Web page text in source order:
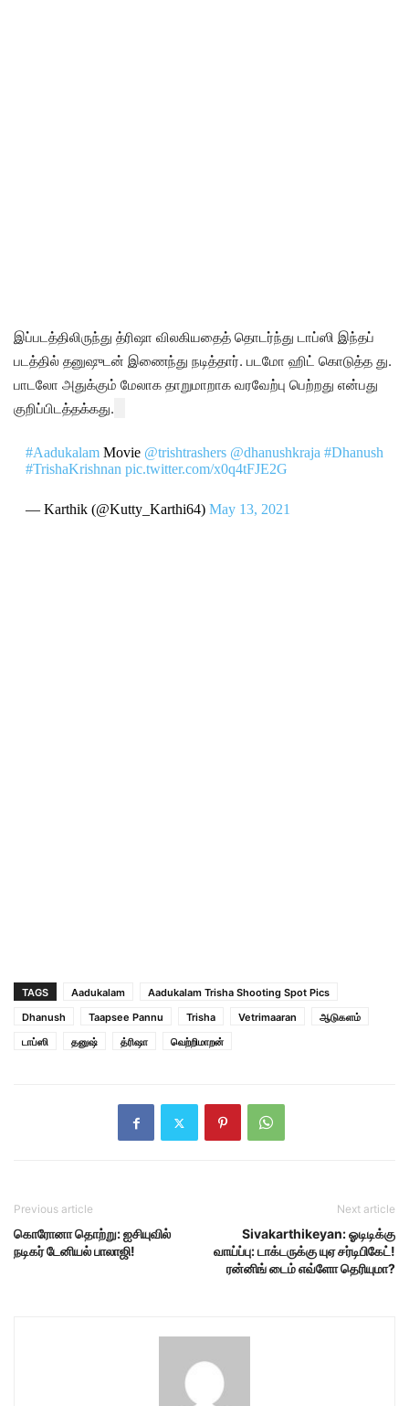
இப்படத்திலிருந்து த்ரிஷா விலகியதைத் தொடர்ந்து டாப்ஸி இந்தப்
படத்தில் தனுஷுடன் இணைந்து நடித்தார். படமோ ஹிட் கொடுத்த து.
பாடலோ அதுக்கும் மேலாக தாறுமாறாக வரவேற்பு பெற்றது என்பது
குறிப்பிடத்தக்கது.
#AadukalamMovie @trishtrashers @dhanushkraja #Dhanush
#TrishaKrishnan pic.twitter.com/x0q4tFJE2G
— Karthik (@Kutty_Karthi64) May 13, 2021
TAGS Aadukalam
Aadukalam Trisha Shooting Spot Pics
Dhanush
Taapsee Pannu Trisha Vetrimaaran
ஆடுகளம்
டாப்ஸி
தனுஷ் த்ரிஷா வெற்றிமாறன்
Previous article
கொரோனா தொற்று: ஐசியுவில்
நடிகர் டேனியல் பாலாஜி!
Next article
Sivakarthikeyan: ஓடிடிக்கு
வாய்ப்பு: டாக்டருக்கு யுஏ சர்டிபிகேட்!
ரன்னிங் டைம் எவ்ளோ தெரியுமா?